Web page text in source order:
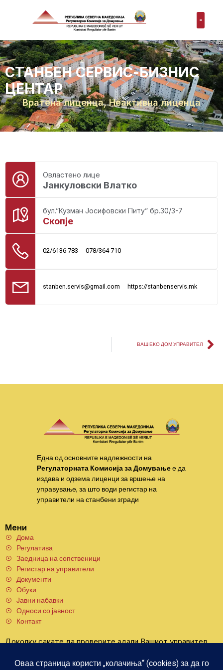
СТАНБЕН СЕРВИС-БИЗНИС
ЦЕНТАР
Вратена лиценца,Неактивна лиценца
Овластено лице
Јанкуловски Влатко
бул.”Кузман Јосифовски Питу” бр.30/3-7
Скопје
02/6136 783 078/364-710
stanben.servis@gmail.com https://stanbenservis.mk
ВАШ ЕКО ДОМ УПРАВИТЕЛ
Една од основните надлежности на
Регулаторната Комисија за Домувањее да
издава и одзема лиценци за вршење на
управување, за што води регистар на
управители на станбени згради
Мени
Дома
Регулатива
Заедница на сопственици
Регистар на управители
Документи
Обуки
Јавни набавки
Односи со јавност
Контакт
Доколку сакате да проверите адали Вашиот управител
пријавен во РКД, тоа можете да го проверите со